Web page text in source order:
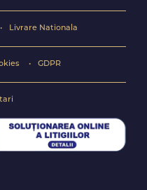
Livrare Nationala
GDPR